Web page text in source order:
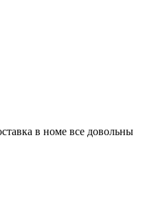
в номе все довольны